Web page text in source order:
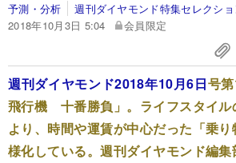
予測・分析
週刊ダイヤモンド特集セレクショ
2018年10月3日 5:04
会員限定
週刊ダイヤモンド2018年10月6日号
飛行機 十番勝負」。ライフスタイル
より、時間や運賃が中心だった「乗
様化している。週刊ダイヤモンド編